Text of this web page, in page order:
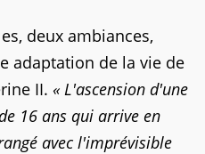
deux ambiances,
adaptation de la vie de
II. « L'ascension d'une
16 ans qui arrive en
avec l'imprévisible